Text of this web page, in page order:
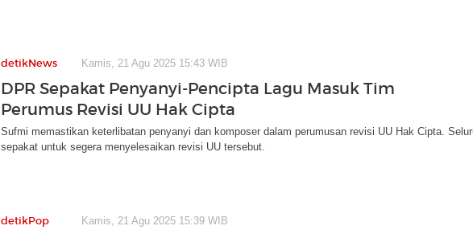
detikNews Kamis, 21 Agu 2025 15:43 WIB
DPR Sepakat Penyanyi-Pencipta Lagu Masuk Tim
Perumus Revisi UU Hak Cipta
Sufmi memastikan keterlibatan penyanyi dan komposer dalam perumusan revisi UU Hak Cipta.
sepakat untuk segera menyelesaikan revisi UU tersebut.
detikPop Kamis, 21 Agu 2025 15:39 WIB